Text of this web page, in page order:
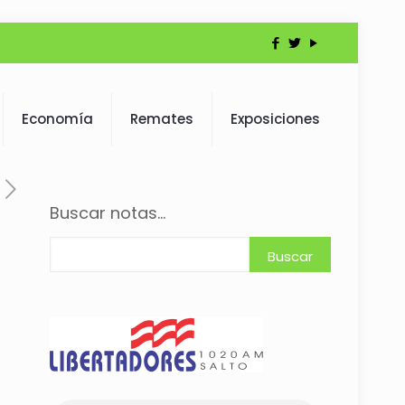
Economía Remates Exposiciones
Buscar notas...
Buscar